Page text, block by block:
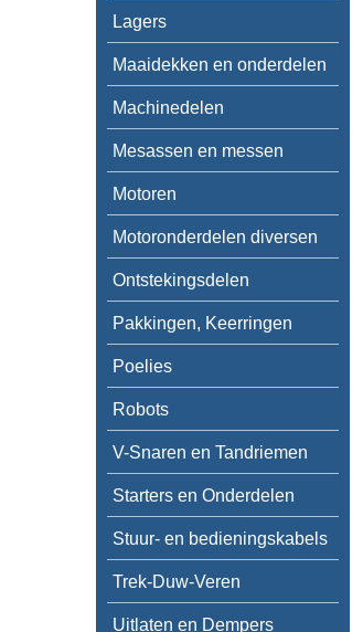
Lagers
Maaidekken en onderdelen
Machinedelen
Mesassen en messen
Motoren
Motoronderdelen diversen
Ontstekingsdelen
Pakkingen, Keerringen
Poelies
Robots
V-Snaren en Tandriemen
Starters en Onderdelen
Stuur- en bedieningskabels
Trek-Duw-Veren
Uitlaten en Dempers